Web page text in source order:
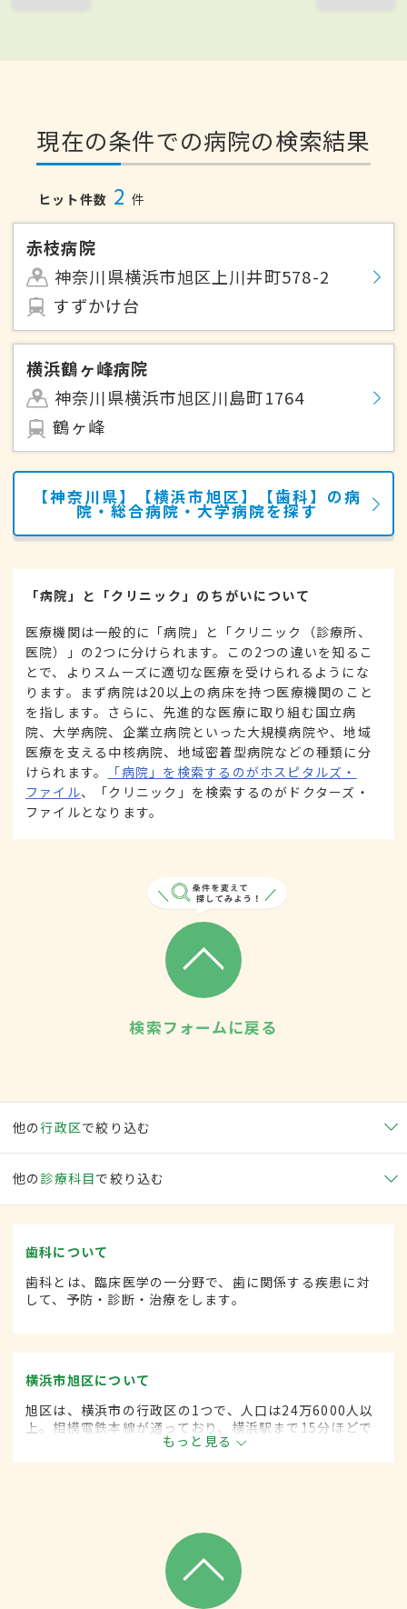
現在の条件での病院の検索結果
ヒット件数 2 件
赤枝病院
神奈川県横浜市旭区上川井町578-2
すずかけ台
横浜鶴ヶ峰病院
神奈川県横浜市旭区川島町1764
鶴ヶ峰
【神奈川県】【横浜市旭区】【歯科】の病
院・総合病院・大学病院を探す
「病院」と「クリニック」のちがいについて
医療機関は一般的に「病院」と「クリニック（診療所、
医院）」の2つに分けられます。この2つの違いを知るこ
とで、よりスムーズに適切な医療を受けられるようにな
ります。まず病院は20以上の病床を持つ医療機関のこと
を指します。さらに、先進的な医療に取り組む国立病
院、大学病院、企業立病院といった大規模病院や、地域
医療を支える中核病院、地域密着型病院などの種類に分
けられます。
「病院」を検索するのがホスピタルズ・
ファイル、「クリニック」を検索するのがドクターズ・
ファイルとなります。
検索フォームに戻る
他の行政区で絞り込む
他の 診療科目で絞り込む
歯科について
歯科とは、臨床医学の一分野で、歯に関係する疾患に対
して、予防・診断・治療をします。
横浜市旭区について
旭区は、横浜市の行政区の1つで、人口は24万6000人以
上。相模電鉄本線が通っており、横浜駅まで15分ほどで
アクセスが可能。閑静な住宅街のほか、花見を楽しめる
公園や動物園などがあり、区外からも多くの人が訪れ
もっと見る